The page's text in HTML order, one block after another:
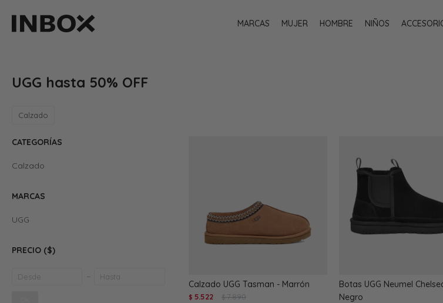
MARCAS MUJER HOMBRE NIÑOS
UGG hasta 50% OFF
Calzado
Calzado UGG Tasman - Marrón
$ 5.522 $ 7.890
Botas UGG Neumel
Negro
CATEGORÍAS
Calzado
MARCAS
UGG
PRECIO ($)